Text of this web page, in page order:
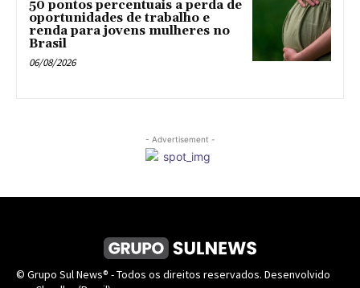
50 pontos percentuais a perda de
oportunidades de trabalho e
renda para jovens mulheres no
Brasil
06/08/2026
- Advertisement -
© Grupo Sul News® - Todos os direitos reservados. Desenvolvido